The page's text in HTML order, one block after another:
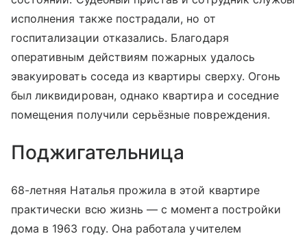
исполнения также пострадали, но от
госпитализации отказались. Благодаря
оперативным действиям пожарных удалось
эвакуировать соседа из квартиры сверху. Огонь
был ликвидирован, однако квартира и соседние
помещения получили серьёзные повреждения.
Поджигательница
68-летняя Наталья прожила в этой квартире
практически всю жизнь — с момента постройки
дома в 1963 году. Она работала учителем